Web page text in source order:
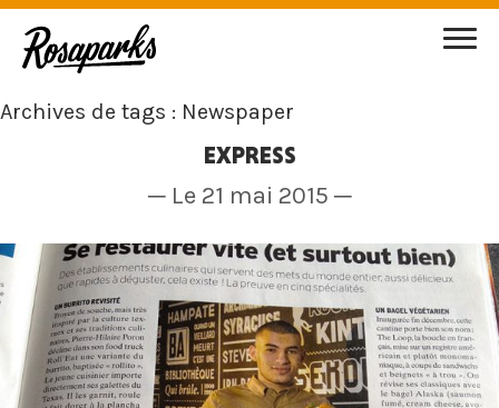
Archives de tags : Newspaper
EXPRESS
─ Le 21 mai 2015 ─